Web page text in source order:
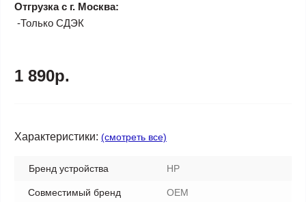
Отгрузка с г. Москва:
-Только СДЭК
1 890р.
Характеристики: (смотреть все)
Бренд устройства HP
Совместимый бренд OEM